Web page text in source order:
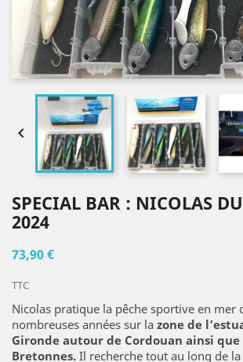

SPECIAL BAR : NICOLAS
2024
73,90 €
TTC
Nicolas pratique la pêche sportive en mer
nombreuses années sur la zone de
Gironde autour de Cordouan ainsi que
Bretonnes. Il recherche tout au long de